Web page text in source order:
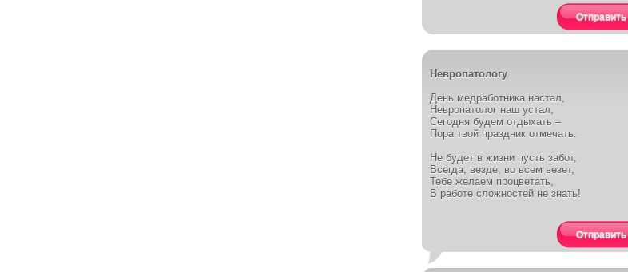
Отправить
Невропатологу
День медработника настал,
Невропатолог наш устал,
Сегодня будем отдыхать –
Пора твой праздник отмечать.
Не будет в жизни пусть забот,
Всегда, везде, во всем везет,
Тебе желаем процветать,
В работе сложностей не знать!
Отправить